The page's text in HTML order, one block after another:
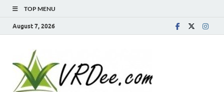
TOP MENU
August 7, 2026